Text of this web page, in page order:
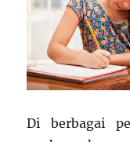
Alam
Di berbagai